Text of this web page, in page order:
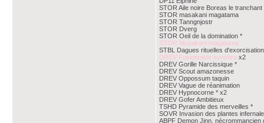
STOR Aile noire Boreas le tranchant
STOR masakani magatama
STOR Tanngnjostr
STOR Dverg
STOR Oeil de la domination *
STOR Musakani magatama
STBL Dagues rituelles
DREV Fusionniste synchro x2
DREV Gorille Narcissique *
DREV Scout amazonesse
DREV Oppossum taquin
DREV Vague de réanimation
DREV Hypnocorne * x2
DREV Gofer Ambitieux
TSHD Pyramide des merveilles *
SOVR Invasion des plantes
ABPF Demon Jinn, nécrommancien